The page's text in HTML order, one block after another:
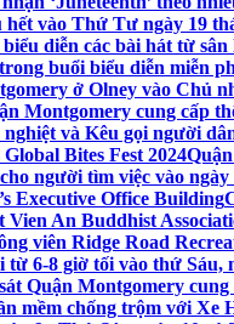
hết vào Thứ Tư ngày 19
biểu diễn các bài hát từ sân
buổi biểu diễn miễn
ở Olney vào Chủ
Montgomery cung cấp
và Kêu gọi người
Global Bites Fest 2024
người tìm việc vào ngày
Executive Office Building
Vien An Buddhist
viên Ridge Road
6-8 giờ tối vào thứ Sáu,
Quận Montgomery
mềm chống trộm với Xe